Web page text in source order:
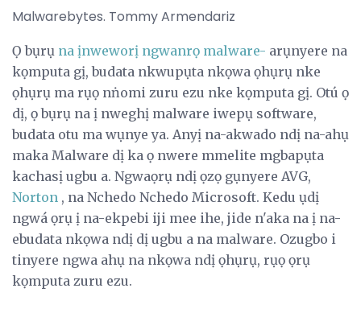
Malwarebytes. Tommy Armendariz
Ọ bụrụ na ịnweworị ngwanrọ malware- arụnyere na
kọmputa gị, budata nkwupụta nkọwa ọhụrụ nke
ọhụrụ ma rụọ nṅomi zuru ezu nke kọmputa gị. Otú ọ
dị, ọ bụrụ na ị nweghị malware iwepụ software,
budata otu ma wụnye ya. Anyị na-akwado ndị na-ahụ
maka Malware dị ka ọ nwere mmelite mgbapụta
kachasị ugbu a. Ngwaọrụ ndị ọzọ gụnyere AVG,
Norton , na Nchedo Nchedo Microsoft. Kedu ụdị
ngwá ọrụ ị na-ekpebi iji mee ihe, jide n'aka na ị na-
ebudata nkọwa ndị dị ugbu a na malware. Ozugbo i
tinyere ngwa ahụ na nkọwa ndị ọhụrụ, rụọ ọrụ
kọmputa zuru ezu.